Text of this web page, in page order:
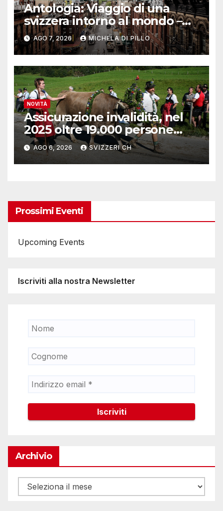
Antologia: Viaggio di una
svizzera intorno al mondo –
Yosemite
AGO 7, 2026 MICHELA DI PILLO
NOVITÀ
Assicurazione invalidità, nel
2025 oltre 19.000 persone
reinserite nel mercato del
lavoro
AGO 6, 2026 SVIZZERI CH
Prossimi Eventi
Upcoming Events
Iscriviti alla nostra Newsletter
Archivio
Archivio